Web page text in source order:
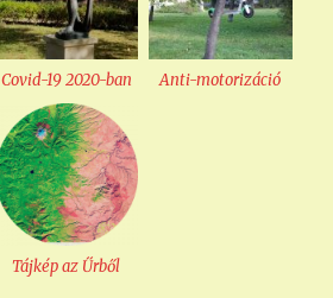
Covid-19 2020-ban Anti-motorizáció
Tájkép az Űrből